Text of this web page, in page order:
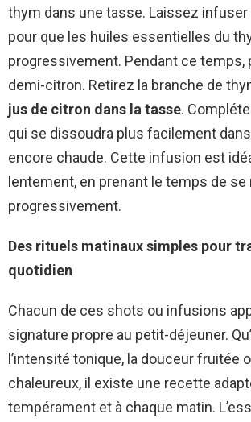
thym dans une tasse. Laissez infuser
pour que les huiles essentielles du
progressivement. Pendant ce temps,
demi-citron. Retirez la branche de
jus de citron dans la tasse.
qui se dissoudra plus facilement
encore chaude. Cette infusion est
lentement, en prenant le temps de se
progressivement.
Des rituels matinaux simples pour
quotidien
Chacun de ces shots ou infusions
signature propre au petit-déjeuner.
l’intensité tonique, la douceur fruitée
chaleureux, il existe une recette
tempérament et à chaque matin.